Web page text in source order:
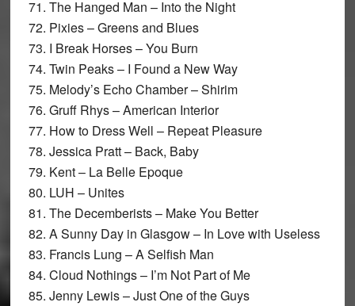
71. The Hanged Man – Into the Night
72. Pixies – Greens and Blues
73. I Break Horses – You Burn
74. Twin Peaks – I Found a New Way
75. Melody’s Echo Chamber – Shirim
76. Gruff Rhys – American Interior
77. How to Dress Well – Repeat Pleasure
78. Jessica Pratt – Back, Baby
79. Kent – La Belle Epoque
80. LUH – Unites
81. The Decemberists – Make You Better
82. A Sunny Day in Glasgow – In Love with Useless
83. Francis Lung – A Selfish Man
84. Cloud Nothings – I’m Not Part of Me
85. Jenny Lewis – Just One of the Guys